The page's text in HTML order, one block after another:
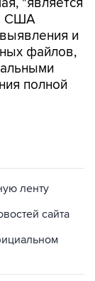
и
файлов,
полной
сайта